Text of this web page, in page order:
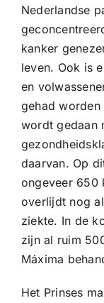
Nederlandse
kanker
leven. Ook is
en
gehad
wordt gedaan
daarvan. Op
ongeveer 650
overlijdt nog
ziekte. In de
zijn al ruim
Máxima
Het Prinses